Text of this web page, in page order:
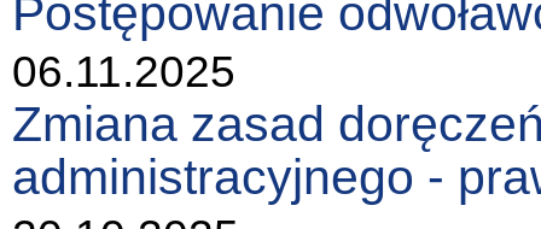
Postępowanie
06.11.2025
Zmiana zasad
administracyjnego -